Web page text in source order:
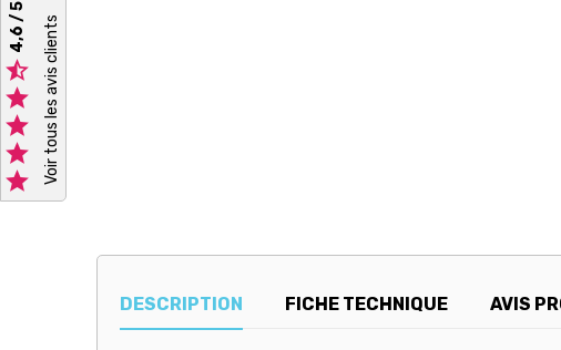





4,6 / 5 Voir tous les avis clients
DESCRIPTION FICHE TECHNIQUE AVIS